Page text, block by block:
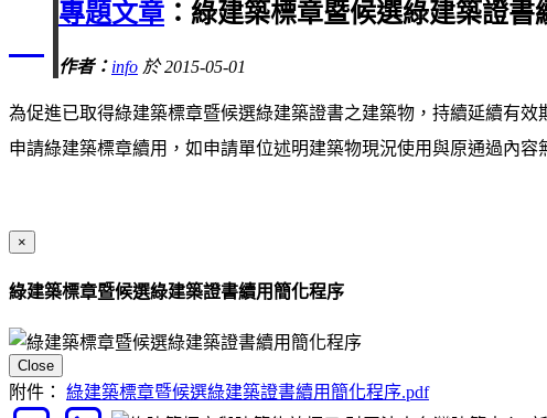
專題文章 ：綠建築標章暨候選綠建築證書
作者： info 於 2015-05-01
為促進已取得綠建築標章暨候選綠建築證書之建築物，持續延續有
申請綠建築標章續用，如申請單位述明建築物現況使用與原通過內容
×
綠建築標章暨候選綠建築證書續用簡化程序
Close
附件： 綠建築標章暨候選綠建築證書續用簡化程序.pdf